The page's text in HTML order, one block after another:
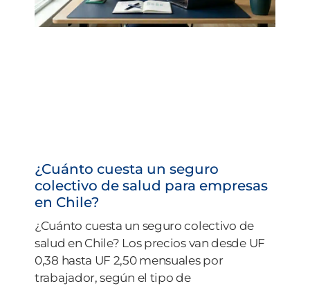
¿Cuánto cuesta un seguro
colectivo de salud para empresas
en Chile?
¿Cuánto cuesta un seguro colectivo de
salud en Chile? Los precios van desde UF
0,38 hasta UF 2,50 mensuales por
trabajador, según el tipo de